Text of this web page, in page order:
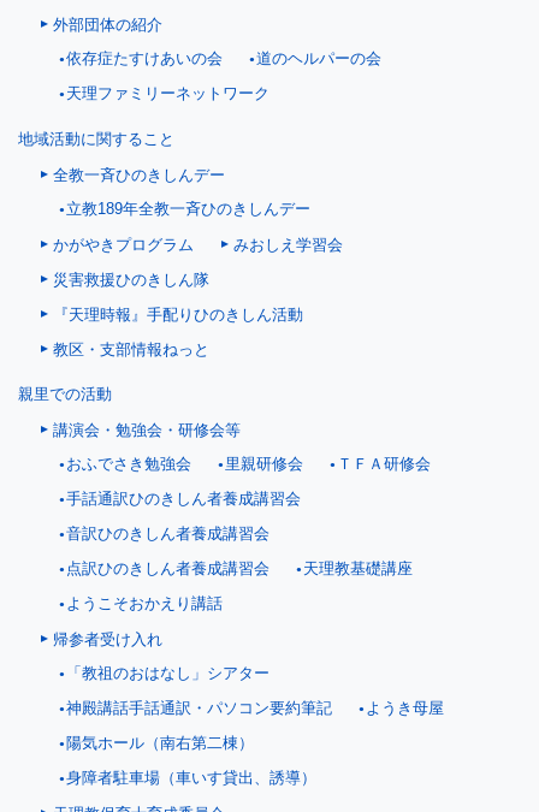
外部団体の紹介
依存症たすけあいの会 道のヘルパーの会
天理ファミリーネットワーク
地域活動に関すること
全教一斉ひのきしんデー
立教189年全教一斉ひのきしんデー
かがやきプログラム
みおしえ学習会
災害救援ひのきしん隊
『天理時報』手配りひのきしん活動
教区・支部情報ねっと
親里での活動
講演会・勉強会・研修会等
おふでさき勉強会 里親研修会 ＴＦＡ研修会
手話通訳ひのきしん者養成講習会
音訳ひのきしん者養成講習会
点訳ひのきしん者養成講習会 天理教基礎講座
ようこそおかえり講話
帰参者受け入れ
「教祖のおはなし」シアター
神殿講話手話通訳・パソコン要約筆記 ようき母屋
陽気ホール（南右第二棟）
身障者駐車場（車いす貸出、誘導）